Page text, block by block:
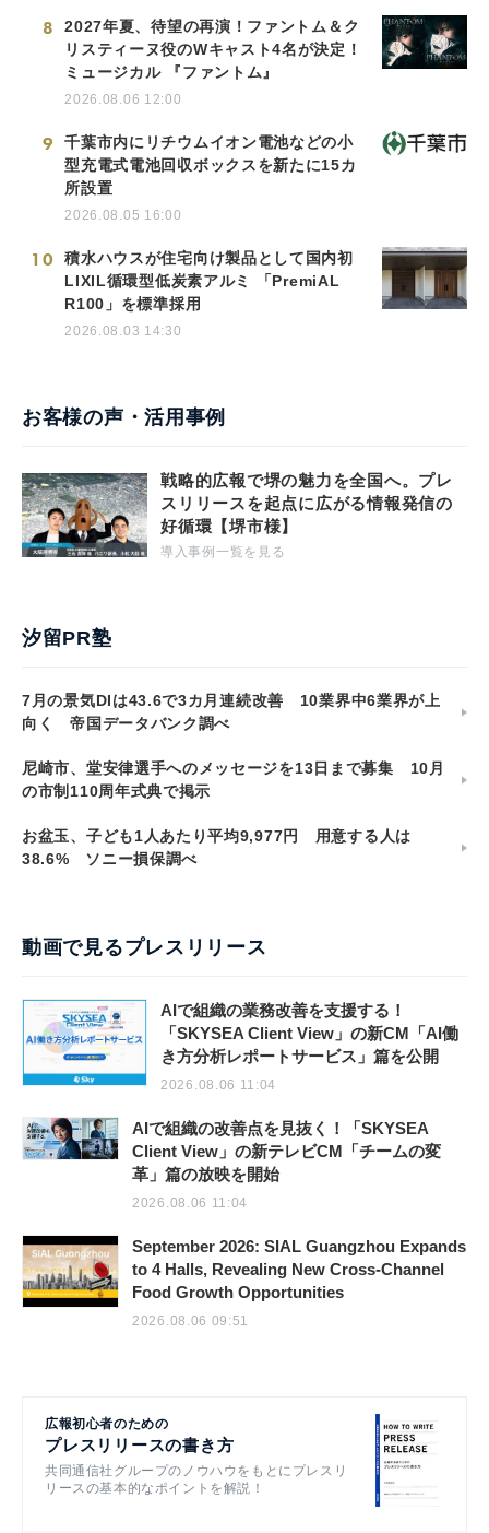
8
2027年夏、待望の再演！ファントム＆ク
リスティーヌ役のWキャスト4名が決定！
ミュージカル 『ファントム』
2026.08.06 12:00
9
千葉市内にリチウムイオン電池などの小
型充電式電池回収ボックスを新たに15カ
所設置
2026.08.05 16:00
10
積水ハウスが住宅向け製品として国内初
LIXIL循環型低炭素アルミ 「PremiAL
R100」を標準採用
2026.08.03 14:30
お客様の声・活用事例
戦略的広報で堺の魅力を全国へ。プレ
スリリースを起点に広がる情報発信の
好循環【堺市様】
導入事例一覧を見る
汐留PR塾
7月の景気DIは43.6で3カ月連続改善 10業界中6業界が上
向く 帝国データバンク調べ
尼崎市、堂安律選手へのメッセージを13日まで募集 10月
の市制110周年式典で掲示
お盆玉、子ども1人あたり平均9,977円 用意する人は
38.6% ソニー損保調べ
動画で見るプレスリリース
AIで組織の業務改善を支援する！
「SKYSEA Client View」の新CM「AI働
き方分析レポートサービス」篇を公開
2026.08.06 11:04
AIで組織の改善点を見抜く！「SKYSEA
Client View」の新テレビCM「チームの変
革」篇の放映を開始
2026.08.06 11:04
September 2026: SIAL Guangzhou Expands
to 4 Halls, Revealing New Cross-Channel
Food Growth Opportunities
2026.08.06 09:51
広報初心者のための
プレスリリースの書き方
共同通信社グループのノウハウをもとにプレスリ
リースの基本的なポイントを解説！